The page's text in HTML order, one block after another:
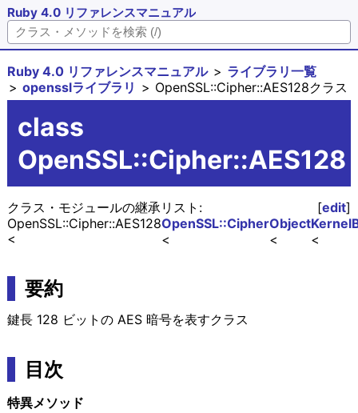
Ruby 4.0 リファレンスマニュアル
Ruby 4.0 リファレンスマニュアル
ライブラリ一覧
opensslライブラリ
OpenSSL::Cipher::AES128クラス
class
OpenSSL::Cipher::AES128
[edit]
クラス・モジュールの継承リスト:
Kernel
Object
OpenSSL::Cipher
OpenSSL::Cipher::AES128
要約
鍵長 128 ビットの AES 暗号を表すクラス
目次
特異メソッド